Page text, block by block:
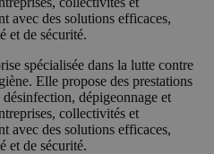
avec des solutions efficaces,
et de sécurité.
spécialisée dans la lutte contre
Elle propose des prestations
dépigeonnage et
collectivités et
avec des solutions efficaces,
et de sécurité.